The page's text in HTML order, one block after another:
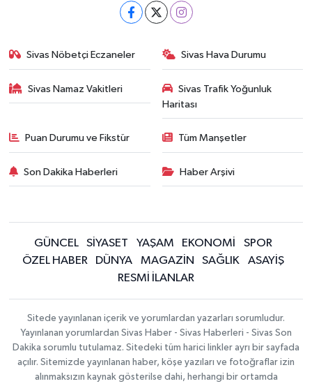
Sivas Nöbetçi Eczaneler Sivas Hava Durumu
Sivas Namaz Vakitleri
Sivas Trafik Yoğunluk
Haritası
Puan Durumu ve Fikstür Tüm Manşetler
Son Dakika Haberleri Haber Arşivi
GÜNCEL SİYASET YAŞAM EKONOMİ
SPOR
ÖZEL HABER
DÜNYA MAGAZİN SAĞLIK
ASAYİŞ
RESMİ İLANLAR
Sitede yayınlanan içerik ve yorumlardan yazarları sorumludur.
Yayınlanan yorumlardan Sivas Haber - Sivas Haberleri - Sivas Son
Dakika sorumlu tutulamaz. Sitedeki tüm harici linkler ayrı bir sayfada
açılır. Sitemizde yayınlanan haber, köşe yazıları ve fotoğraflar izin
alınmaksızın kaynak gösterilse dahi, herhangi bir ortamda